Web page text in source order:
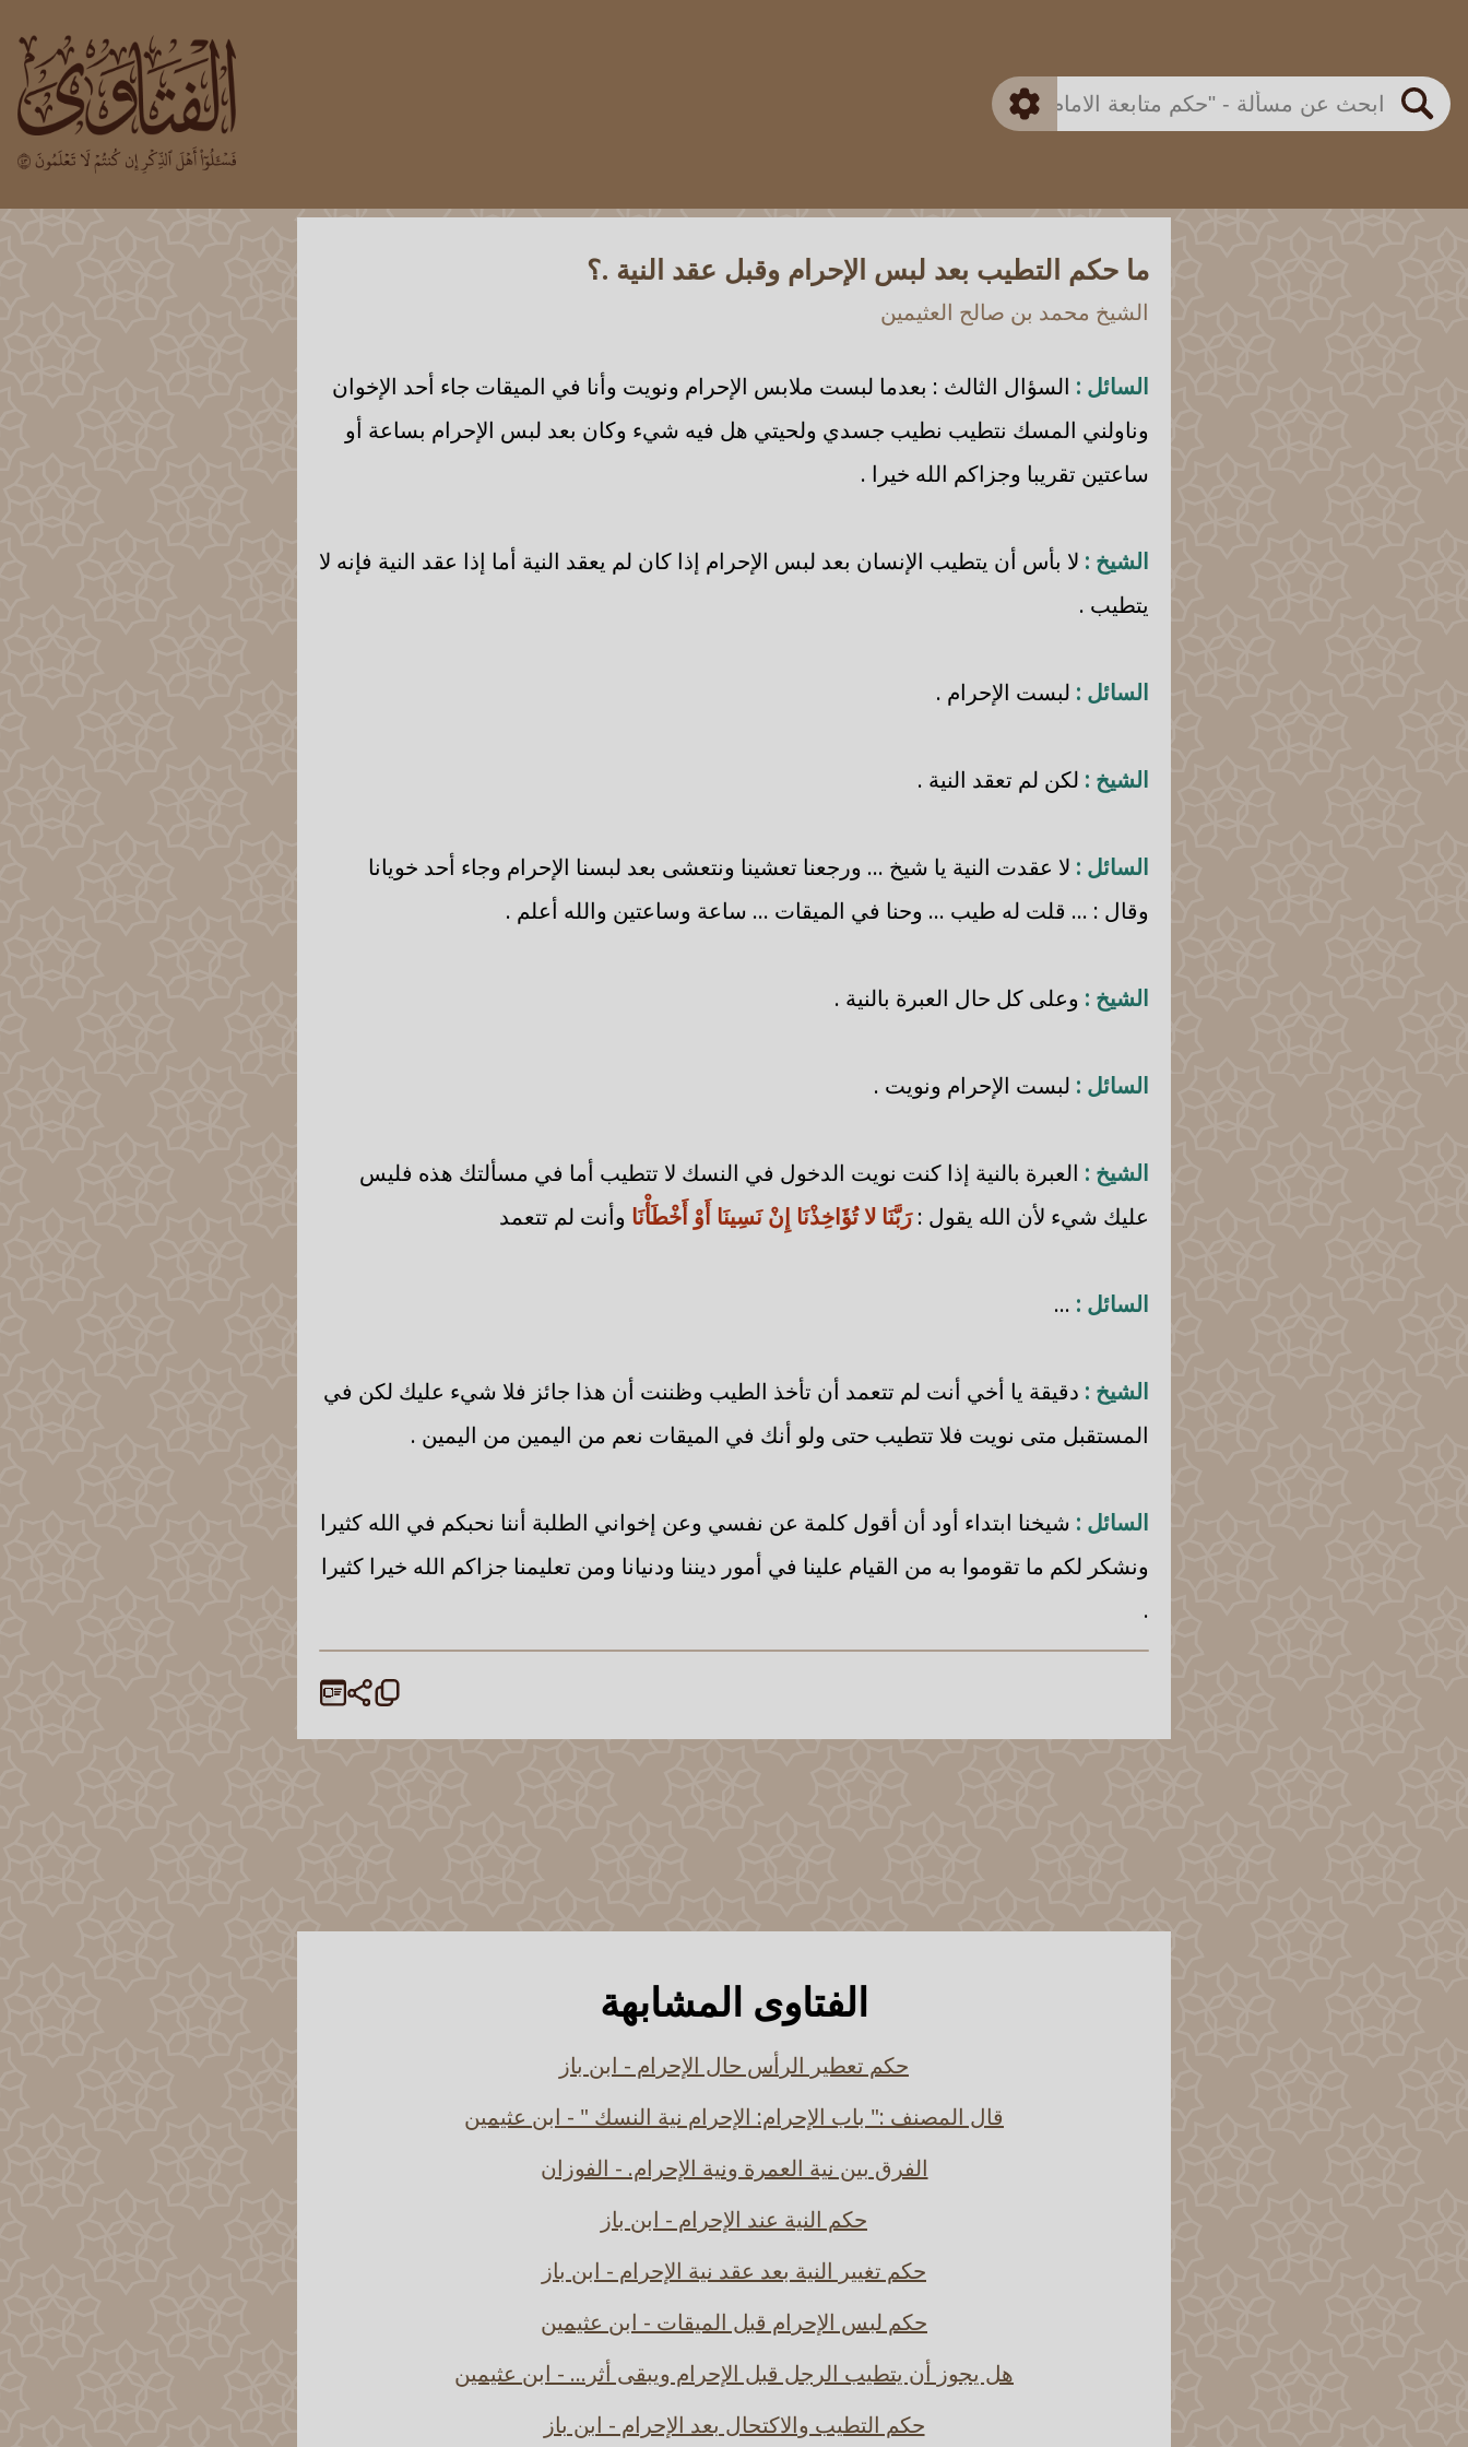
بحث
اللجنة الدائمة
متقدم
ما حكم التطيب بعد لبس الإحرام وقبل عقد النية .؟
الشيخ محمد بن صالح العثيمين
السائل : السؤال الثالث : بعدما لبست ملابس الإحرام ونويت وأنا في الميقات جاء أحد الإخوان
وناولني المسك نتطيب نطيب جسدي ولحيتي هل فيه شيء وكان بعد لبس الإحرام بساعة أو
ساعتين تقريبا وجزاكم الله خيرا .
الشيخ : لا بأس أن يتطيب الإنسان بعد لبس الإحرام إذا كان لم يعقد النية أما إذا عقد النية فإنه لا
يتطيب .
السائل : لبست الإحرام .
الشيخ : لكن لم تعقد النية .
السائل : لا عقدت النية يا شيخ ... ورجعنا تعشينا ونتعشى بعد لبسنا الإحرام وجاء أحد خويانا
وقال : ... قلت له طيب ... وحنا في الميقات ... ساعة وساعتين والله أعلم .
الشيخ : وعلى كل حال العبرة بالنية .
السائل : لبست الإحرام ونويت .
الشيخ : العبرة بالنية إذا كنت نويت الدخول في النسك لا تتطيب أما في مسألتك هذه فليس
عليك شيء لأن الله يقول :رَبَّنَا لا تُؤَاخِذْنَا إِنْ نَسِينَا أَوْ أَخْطَأْنَا وأنت لم تتعمد
السائل : ...
الشيخ : دقيقة يا أخي أنت لم تتعمد أن تأخذ الطيب وظننت أن هذا جائز فلا شيء عليك لكن في
المستقبل متى نويت فلا تتطيب حتى ولو أنك في الميقات نعم من اليمين من اليمين .
السائل : شيخنا ابتداء أود أن أقول كلمة عن نفسي وعن إخواني الطلبة أننا نحبكم في الله كثيرا
ونشكر لكم ما تقوموا به من القيام علينا في أمور ديننا ودنيانا ومن تعليمنا جزاكم الله خيرا كثيرا
.
الفتاوى المشابهة
حكم تعطير الرأس حال الإحرام - ابن باز
قال المصنف :" باب الإحرام: الإحرام نية النسك " - ابن عثيمين
الفرق بين نية العمرة ونية الإحرام. - الفوزان
حكم النية عند الإحرام - ابن باز
حكم تغيير النية بعد عقد نية الإحرام - ابن باز
حكم لبس الإحرام قبل الميقات - ابن عثيمين
هل يجوز أن يتطيب الرجل قبل الإحرام ويبقى أثر... - ابن عثيمين
حكم التطيب والاكتحال بعد الإحرام - ابن باز